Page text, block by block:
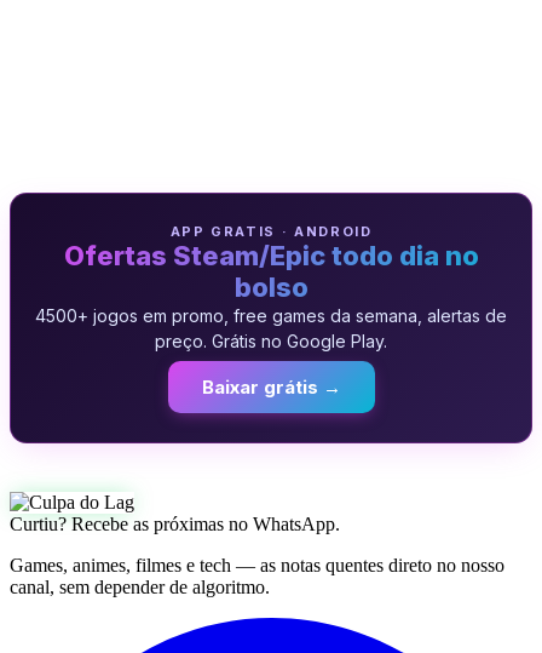
APP GRATIS · ANDROID
Ofertas Steam/Epic todo dia no
bolso
4500+ jogos em promo, free games da semana, alertas de
preço. Grátis no Google Play.
Baixar grátis →
Curtiu? Recebe as próximas no WhatsApp.
Games, animes, filmes e tech — as notas quentes direto no nosso
canal, sem depender de algoritmo.